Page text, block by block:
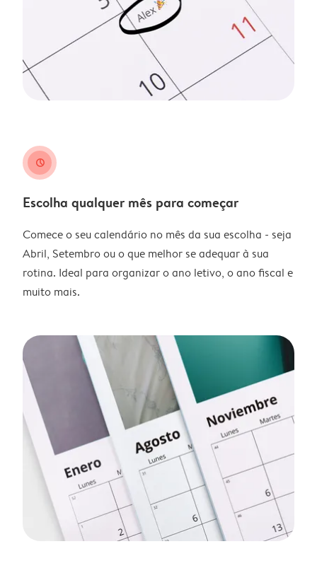
clock
Escolha qualquer mês para começar
Comece o seu calendário no mês da sua escolha - seja
Abril, Setembro ou o que melhor se adequar à sua
rotina. Ideal para organizar o ano letivo, o ano fiscal e
muito mais.